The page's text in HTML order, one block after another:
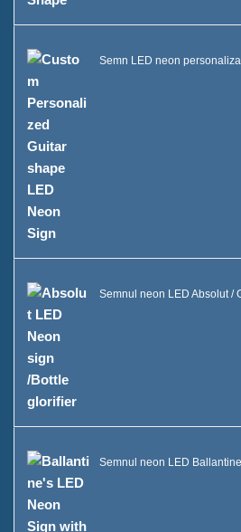
Găleată cu gheață cu LED cu
cutie E
Afișaj din rășină în formă D X
Răcitor de gheață cu rulare
Case C
Găleata cu gheață LED Case B
Vitrină A Sticle de Băutură
Știri
Contactează-ne
Semn LED neon
Semnul neon LED Absolut /
Semnul neon LED